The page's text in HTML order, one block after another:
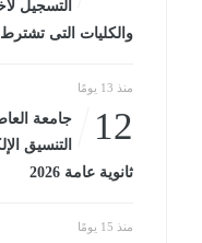
التسجيل
والكليات التى تشترط
منذ 13 يومًا
12
جامعة
التنسيق
ثانوية عامة 2026
منذ 15 يومًا